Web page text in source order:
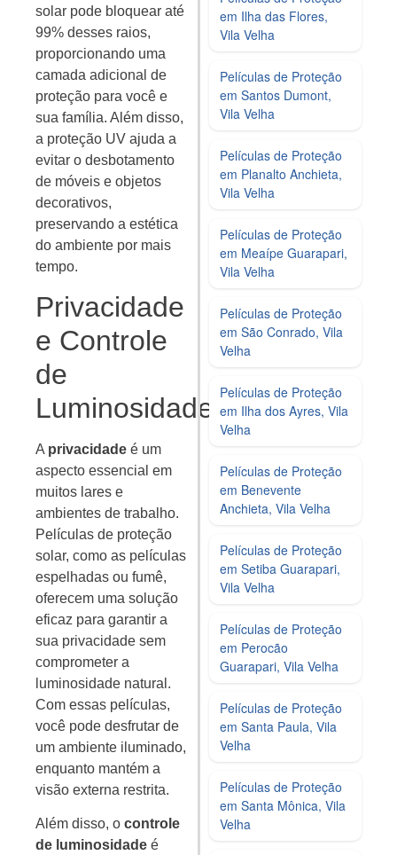
solar pode bloquear até
99% desses raios,
proporcionando uma
camada adicional de
proteção para você e
sua família. Além disso,
a proteção UV ajuda a
evitar o desbotamento
de móveis e objetos
decorativos,
preservando a estética
do ambiente por mais
tempo.
Privacidade
e Controle
de
Luminosidade
A privacidade é um
aspecto essencial em
muitos lares e
ambientes de trabalho.
Películas de proteção
solar, como as películas
espelhadas ou fumê,
oferecem uma solução
eficaz para garantir a
sua privacidade sem
comprometer a
luminosidade natural.
Com essas películas,
você pode desfrutar de
um ambiente iluminado,
enquanto mantém a
visão externa restrita.
Além disso, o controle
de luminosidade é
em Ilha das Flores,
Vila Velha
Películas de Proteção
em Santos Dumont,
Vila Velha
Películas de Proteção
em Planalto Anchieta,
Vila Velha
Películas de Proteção
em Meaípe Guarapari,
Vila Velha
Películas de Proteção
em São Conrado, Vila
Velha
Películas de Proteção
em Ilha dos Ayres, Vila
Velha
Películas de Proteção
em Benevente
Anchieta, Vila Velha
Películas de Proteção
em Setiba Guarapari,
Vila Velha
Películas de Proteção
em Perocão
Guarapari, Vila Velha
Películas de Proteção
em Santa Paula, Vila
Velha
Películas de Proteção
em Santa Mônica, Vila
Velha